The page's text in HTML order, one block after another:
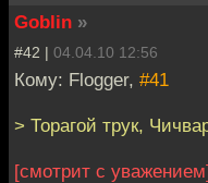
Goblin »
#42 | 04.04.10 12:56
Кому: Flogger, #41
> Торагой трук,
[смотрит с